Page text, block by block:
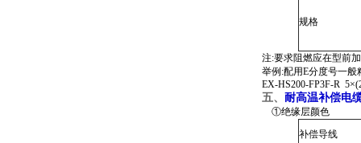
规格
注:要求阻燃应在型前
举例:配用E分度号一
EX-HS200-FP3F-R
五、 耐高温补偿电
①绝缘层颜色
补偿导线